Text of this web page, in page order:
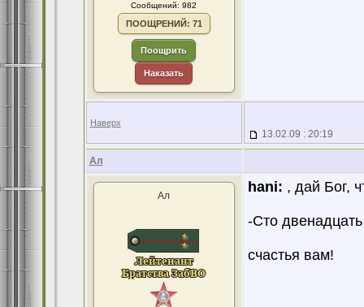
Сообщений: 982
ПООЩРЕНИЙ: 71
Поощрить
Наказать
Наверх
13.02.09 : 20:19
Ал
Ал
hani: , дай Бог,
-Сто
счастья вам!